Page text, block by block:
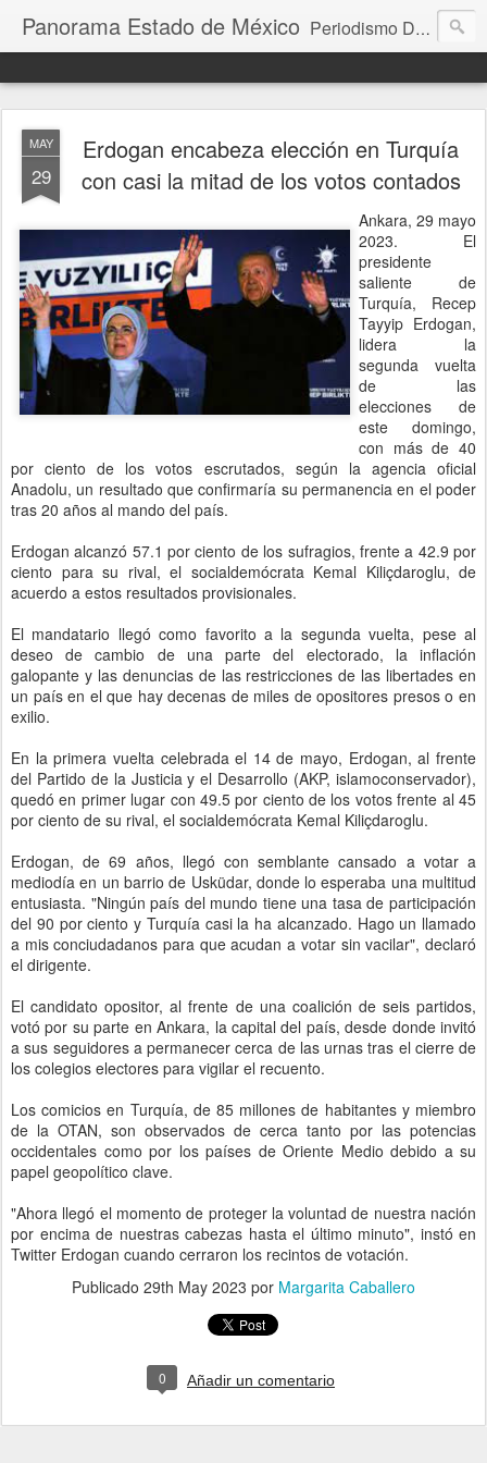
Panorama Estado de México Periodismo Digital
MAY
29
Erdogan encabeza elección en Turquía
con casi la mitad de los votos contados
Ankara, 29 mayo
2023. El
presidente
saliente de
Turquía, Recep
Tayyip Erdogan,
lidera la
segunda vuelta
de las
elecciones de
este domingo,
con más de 40
por ciento de los votos escrutados, según la agencia oficial
Anadolu, un resultado que confirmaría su permanencia en el poder
tras 20 años al mando del país.
Erdogan alcanzó 57.1 por ciento de los sufragios, frente a 42.9 por
ciento para su rival, el socialdemócrata Kemal Kiliçdaroglu, de
acuerdo a estos resultados provisionales.
El mandatario llegó como favorito a la segunda vuelta, pese al
deseo de cambio de una parte del electorado, la inflación
galopante y las denuncias de las restricciones de las libertades en
un país en el que hay decenas de miles de opositores presos o en
exilio.
En la primera vuelta celebrada el 14 de mayo, Erdogan, al frente
del Partido de la Justicia y el Desarrollo (AKP, islamoconservador),
quedó en primer lugar con 49.5 por ciento de los votos frente al 45
por ciento de su rival, el socialdemócrata Kemal Kiliçdaroglu.
Erdogan, de 69 años, llegó con semblante cansado a votar a
mediodía en un barrio de Usküdar, donde lo esperaba una multitud
entusiasta. "Ningún país del mundo tiene una tasa de participación
del 90 por ciento y Turquía casi la ha alcanzado. Hago un llamado
a mis conciudadanos para que acudan a votar sin vacilar", declaró
el dirigente.
El candidato opositor, al frente de una coalición de seis partidos,
votó por su parte en Ankara, la capital del país, desde donde invitó
a sus seguidores a permanecer cerca de las urnas tras el cierre de
los colegios electores para vigilar el recuento.
Los comicios en Turquía, de 85 millones de habitantes y miembro
de la OTAN, son observados de cerca tanto por las potencias
occidentales como por los países de Oriente Medio debido a su
papel geopolítico clave.
"Ahora llegó el momento de proteger la voluntad de nuestra nación
por encima de nuestras cabezas hasta el último minuto", instó en
Twitter Erdogan cuando cerraron los recintos de votación.
Publicado 29th May 2023 por Margarita Caballero
0 Añadir un comentario